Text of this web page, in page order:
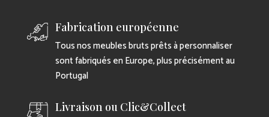
Fabrication européenne
Tous nos meubles bruts prêts à personnaliser
sont fabriqués en Europe, plus précisément au
Portugal
Livraison ou Clic&Collect